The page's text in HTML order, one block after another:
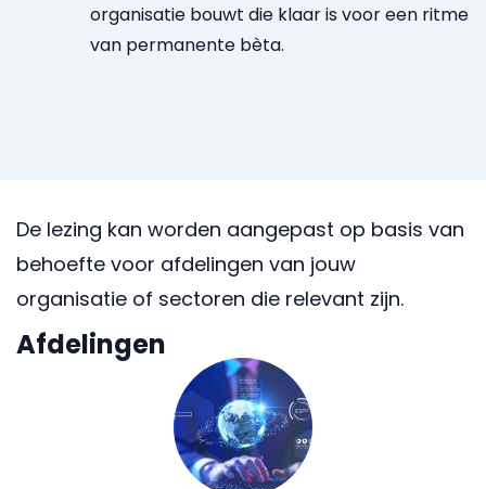
organisatie bouwt die klaar is voor een ritme
van permanente bèta.
De lezing kan worden aangepast op basis van
behoefte voor afdelingen van jouw
organisatie of sectoren die relevant zijn.
Afdelingen